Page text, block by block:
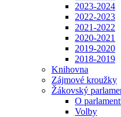
2023-2024
2022-2023
2021-2022
2020-2021
2019-2020
2018-2019
Knihovna
Zájmové kroužky
Žákovský
O
Volby